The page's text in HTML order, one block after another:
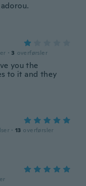
· 3 overførsler
you the
to it and they
· 13 overførsler